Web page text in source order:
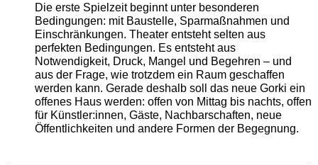
Die erste Spielzeit beginnt unter besonderen
Bedingungen: mit Baustelle, Sparmaßnahmen und
Einschränkungen. Theater entsteht selten aus
perfekten Bedingungen. Es entsteht aus
Notwendigkeit, Druck, Mangel und Begehren – und
aus der Frage, wie trotzdem ein Raum geschaffen
werden kann. Gerade deshalb soll das neue Gorki ein
offenes Haus werden: offen von Mittag bis nachts, offen
für Künstler:innen, Gäste, Nachbarschaften, neue
Öffentlichkeiten und andere Formen der Begegnung.